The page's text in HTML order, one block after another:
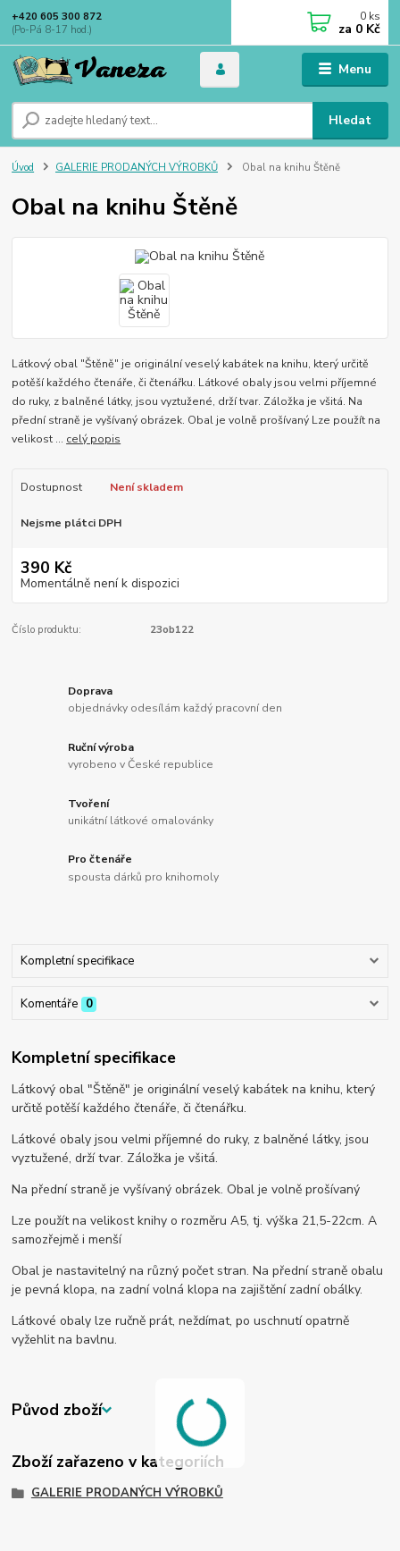
Menu
Hledat
+420 605 300 872
(Po-Pá 8-17 hod.)
0 ks
za 0 Kč
Úvod GALERIE PRODANÝCH VÝROBKŮ Obal na knihu Štěně
Obal na knihu Štěně
Látkový obal "Štěně" je originální veselý kabátek na knihu, který určitě
potěší každého čtenáře, či čtenářku. Látkové obaly jsou velmi příjemné
do ruky, z balněné látky, jsou vyztužené, drží tvar. Záložka je všitá. Na
přední straně je vyšívaný obrázek. Obal je volně prošívaný Lze použít na
velikost ... celý popis
Dostupnost Není skladem
Nejsme plátci DPH
390 Kč
Momentálně není k dispozici
Číslo produktu: 23ob122
Doprava
objednávky odesílám každý pracovní den
Ruční výroba
vyrobeno v České republice
Tvoření
unikátní látkové omalovánky
Pro čtenáře
spousta dárků pro knihomoly
Kompletní specifikace
Komentáře 0
Kompletní specifikace
Látkový obal "Štěně" je originální veselý kabátek na knihu, který
určitě potěší každého čtenáře, či čtenářku.
Látkové obaly jsou velmi příjemné do ruky, z balněné látky, jsou
vyztužené, drží tvar. Záložka je všitá.
Na přední straně je vyšívaný obrázek. Obal je volně prošívaný
Lze použít na velikost knihy o rozměru A5, tj. výška 21,5-22cm. A
samozřejmě i menší
Obal je nastavitelný na různý počet stran. Na přední straně obalu
je pevná klopa, na zadní volná klopa na zajištění zadní obálky.
Látkové obaly lze ručně prát, neždímat, po uschnutí opatrně
vyžehlit na bavlnu.
Původ zboží
Zboží zařazeno v kategoriích
GALERIE PRODANÝCH VÝROBKŮ